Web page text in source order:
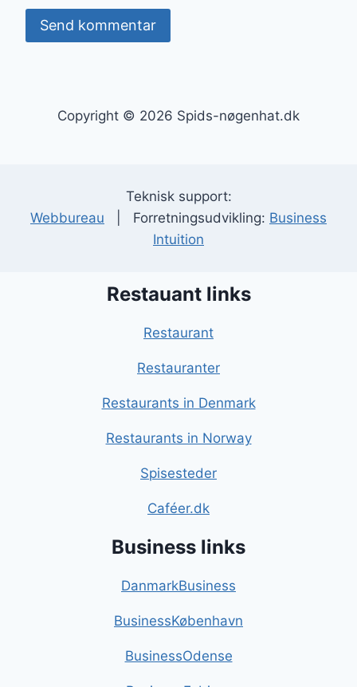
Copyright © 2026 Spids-nøgenhat.dk
Teknisk support:
Webbureau | Forretningsudvikling: Business
Intuition
Restauant links
Restaurant
Restauranter
Restaurants in Denmark
Restaurants in Norway
Spisesteder
Caféer.dk
Business links
DanmarkBusiness
BusinessKøbenhavn
BusinessOdense